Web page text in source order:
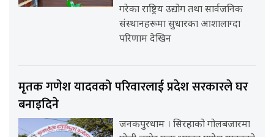
गरेका राष्ट्रिय उद्योग तथा सार्वजनिक
संस्थानहरूमा सुधारका आशालाग्दा
परिणाम देखिन
मृतक गणेश यादवको परिवारलाई प्रदेश सरकारले घर
बनाइदिने
जनकपुरधाम । सिरहाको गोलबजारमा